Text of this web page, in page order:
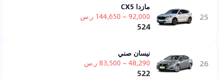
25
مازدا CX5
92,000 ~ 144,650 ر.س
524
26
نيسان صني
48,290 ~ 83,500 ر.س
522